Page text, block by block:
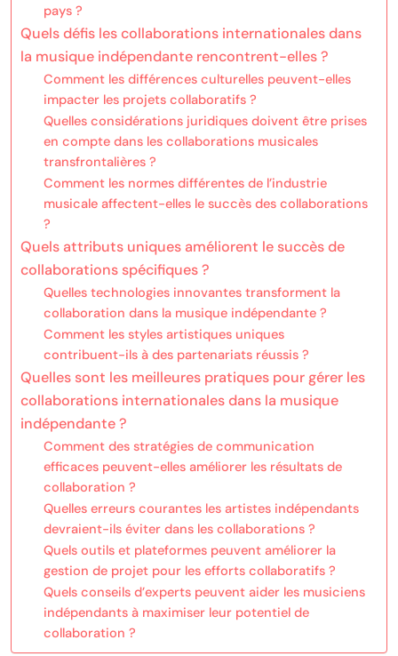
pays ?
Quels défis les collaborations internationales dans
la musique indépendante rencontrent-elles ?
Comment les différences culturelles peuvent-elles
impacter les projets collaboratifs ?
Quelles considérations juridiques doivent être prises
en compte dans les collaborations musicales
transfrontalières ?
Comment les normes différentes de l’industrie
musicale affectent-elles le succès des collaborations
?
Quels attributs uniques améliorent le succès de
collaborations spécifiques ?
Quelles technologies innovantes transforment la
collaboration dans la musique indépendante ?
Comment les styles artistiques uniques
contribuent-ils à des partenariats réussis ?
Quelles sont les meilleures pratiques pour gérer les
collaborations internationales dans la musique
indépendante ?
Comment des stratégies de communication
efficaces peuvent-elles améliorer les résultats de
collaboration ?
Quelles erreurs courantes les artistes indépendants
devraient-ils éviter dans les collaborations ?
Quels outils et plateformes peuvent améliorer la
gestion de projet pour les efforts collaboratifs ?
Quels conseils d’experts peuvent aider les musiciens
indépendants à maximiser leur potentiel de
collaboration ?